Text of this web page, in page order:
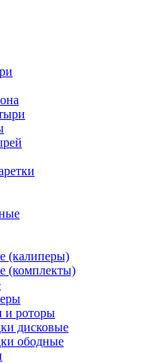
(калиперы)
(комплекты)
и роторы
дисковые
ободные